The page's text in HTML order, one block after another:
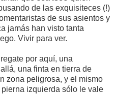
de las exquisiteces (!)
de sus asientos y
jamás han visto tanta
Vivir para ver.
por aquí, una
una finta en tierra de
zona peligrosa, y el mismo
izquierda sólo le vale